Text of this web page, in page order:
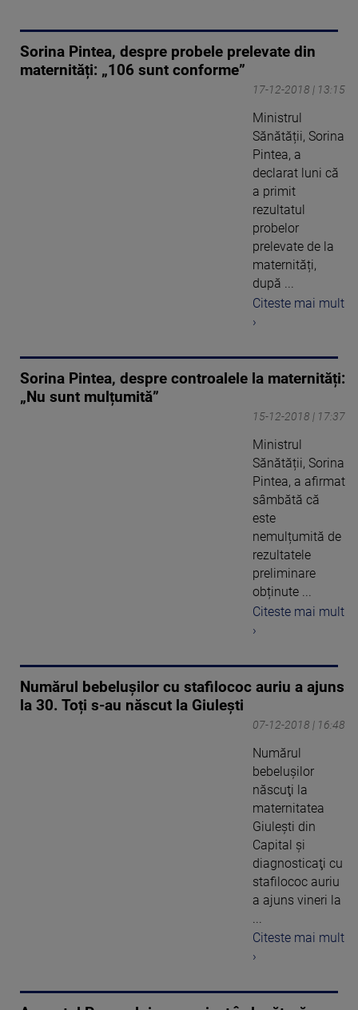
Sorina Pintea, despre probele prelevate din
maternități: „106 sunt conforme”
17-12-2018 | 13:15
Ministrul
Sănătății, Sorina
Pintea, a
declarat luni că
a primit
rezultatul
probelor
prelevate de la
maternități,
după ...
Citeste mai mult
›
Sorina Pintea, despre controalele la maternități:
„Nu sunt mulțumită”
15-12-2018 | 17:37
Ministrul
Sănătății, Sorina
Pintea, a afirmat
sâmbătă că
este
nemulțumită de
rezultatele
preliminare
obținute ...
Citeste mai mult
›
Numărul bebeluşilor cu stafilococ auriu a ajuns
la 30. Toți s-au născut la Giulești
07-12-2018 | 16:48
Numărul
bebeluşilor
născuţi la
maternitatea
Giuleşti din
Capital şi
diagnosticaţi cu
stafilococ auriu
a ajuns vineri la
Citeste mai mult
›